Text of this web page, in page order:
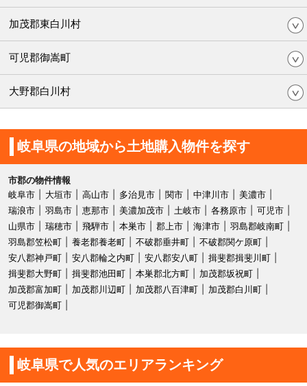
加茂郡東白川村
可児郡御嵩町
大野郡白川村
岐阜県の地域から土地購入物件を探す
市郡の物件情報
岐阜市
大垣市 高山市 多治見市 関市 中津川市
美濃市
瑞浪市
羽島市 恵那市 美濃加茂市 土岐市 各務原市
可児市
山県市
瑞穂市 飛騨市 本巣市 郡上市 海津市
羽島郡岐南町
羽島郡笠松町
養老郡養老町 不破郡垂井町
不破郡関ケ原町
安八郡神戸町
安八郡輪之内町 安八郡安八町
揖斐郡揖斐川町
揖斐郡大野町
揖斐郡池田町 本巣郡北方町
加茂郡坂祝町
加茂郡富加町
加茂郡川辺町 加茂郡八百津町
加茂郡白川町
可児郡御嵩町
岐阜県で人気のエリアランキング